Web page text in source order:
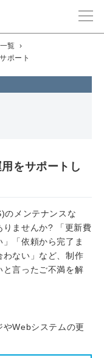
覧 ›
ポート
をサポートし
のメンテナンスな
りませんか? 「更新費
「依頼から完了ま
わない」など、制作
と言ったご不満を解
やWebシステムの更